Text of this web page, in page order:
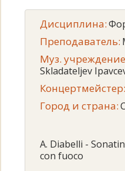
Дисциплина:
Преподаватель:
Муз.
Skladateljev
Концертмейстер:
Город и страна:
A. Diabelli -
con fuoco